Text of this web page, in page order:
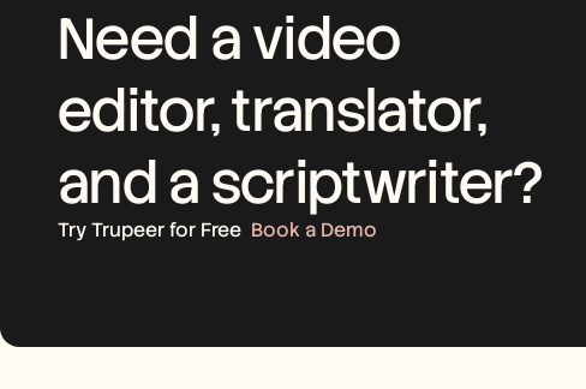
Need a video
editor, translator,
and a scriptwriter?
Try Trupeer for Free Book a Demo